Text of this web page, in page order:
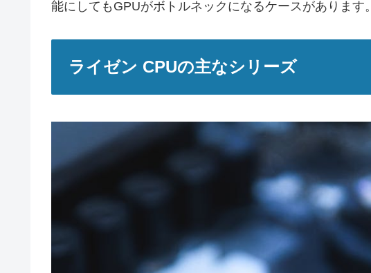
能にしてもGPUがボトルネックになるケースがあります。
ライゼン CPUの主なシリーズ